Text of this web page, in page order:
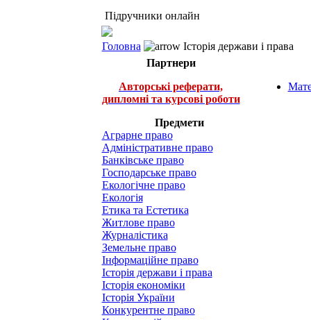
Підручники онлайн
Головна
Історія держави і права
Партнери
Авторські реферати,
дипломні та курсові роботи
Предмети
Аграрне право
Адміністративне право
Банківське право
Господарське право
Екологічне право
Екологія
Етика та Естетика
Житлове право
Журналістика
Земельне право
Інформаційне право
Історія держави і права
Історія економіки
Історія України
Конкурентне право